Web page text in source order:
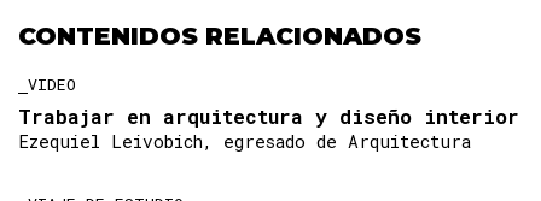
CONTENIDOS RELACIONADOS
VIDEO
Trabajar en arquitectura y diseño interior
Ezequiel Leivobich, egresado de Arquitectura